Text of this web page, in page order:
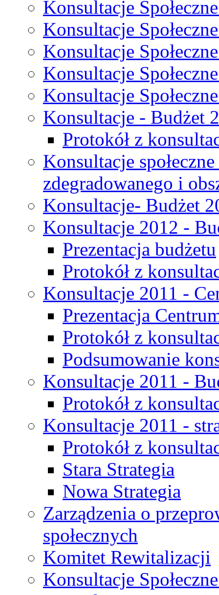
Konsultacje
Konsultacje
Konsultacje
Konsultacje
Konsultacje
Konsultacje - Budżet
Protokół z
Konsultacje
zdegradowanego i
Konsultacje- Budżet
Konsultacje 2012 -
Prezentacja budżetu
Protokół z
Konsultacje 2011 -
Prezentacja
Protokół z
Podsumowanie
Konsultacje 2011 -
Protokół z
Konsultacje 2011 -
Protokół z
Stara Strategia
Nowa Strategia
Zarządzenia o
społecznych
Komitet Rewitalizacji
Konsultacje